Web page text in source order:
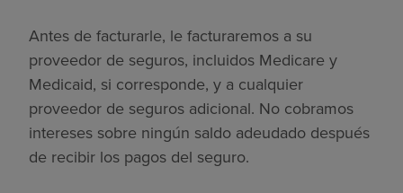
Antes de facturarle, le facturaremos a su
proveedor de seguros, incluidos Medicare y
Medicaid, si corresponde, y a cualquier
proveedor de seguros adicional. No cobramos
intereses sobre ningún saldo adeudado después
de recibir los pagos del seguro.